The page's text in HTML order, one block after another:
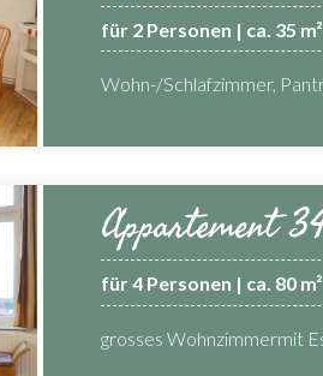
für 2 Personen | ca. 35 m²
Wohn-/Schlafzimmer,
Appartement
für 4 Personen | ca. 80 m²
grosses Wohnzimmermit